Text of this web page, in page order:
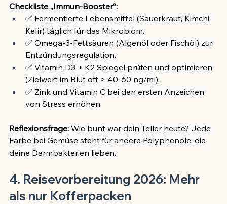
Checkliste „Immun-Booster“:
✅ Fermentierte Lebensmittel (Sauerkraut, Kimchi,
Kefir) täglich für das Mikrobiom.
✅ Omega-3-Fettsäuren (Algenöl oder Fischöl) zur
Entzündungsregulation.
✅ Vitamin D3 + K2 Spiegel prüfen und optimieren
(Zielwert im Blut oft > 40-60 ng/ml).
✅ Zink und Vitamin C bei den ersten Anzeichen
von Stress erhöhen.
Reflexionsfrage: Wie bunt war dein Teller heute? Jede
Farbe bei Gemüse steht für andere Polyphenole, die
deine Darmbakterien lieben.
4. Reisevorbereitung 2026: Mehr
als nur Kofferpacken